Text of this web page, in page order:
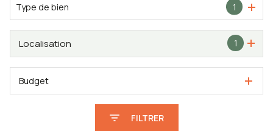
Type de bien 1
1
Localisation
Budget
FILTRER